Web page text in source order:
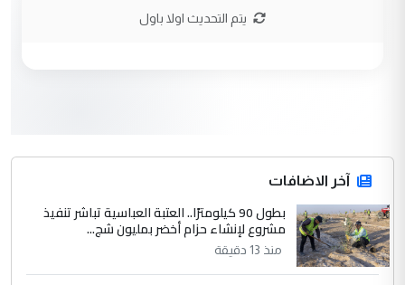
نتشرف بلقاء السيد احمد الصافي في العتبات
التعليق : قرار مستعجل جدا ولامصلحة فيه
للوزاره ولا للمواطن القرار الصائب يكون بعد
الاستماع للمدير ومغرفة ...
الموضوع :
وزير الصحة يعفي مدير مستشفى الكرخ
العام في بغداد
يتم التحديث اولا باول
آخر الاضافات
بطول 90 كيلومترًا.. العتبة العباسية تباشر تنفيذ
مشروع لإنشاء حزام أخضر بمليون شج...
منذ 13 دقيقة